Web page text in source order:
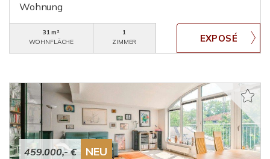
Wohnung
31 m²
WOHNFLÄCHE
1
ZIMMER
459.000,- € NEU